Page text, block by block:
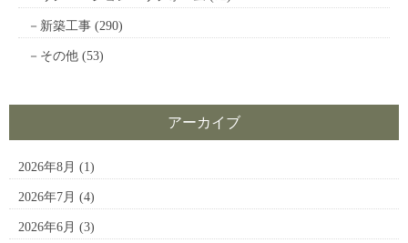
新築工事 (290)
その他 (53)
アーカイブ
2026年8月 (1)
2026年7月 (4)
2026年6月 (3)